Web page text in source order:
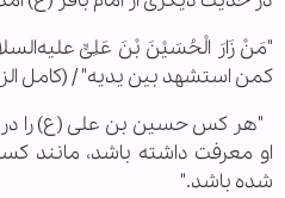
"مَنْ زَارَ الْحُسَیْنَ بْنَ عَلِیٍّ
كمن استشهد بین یدیه" / (کامل
"هر کس حسین بن علی (ع) را در
او معرفت داشته باشد، مانند
شده باشد."